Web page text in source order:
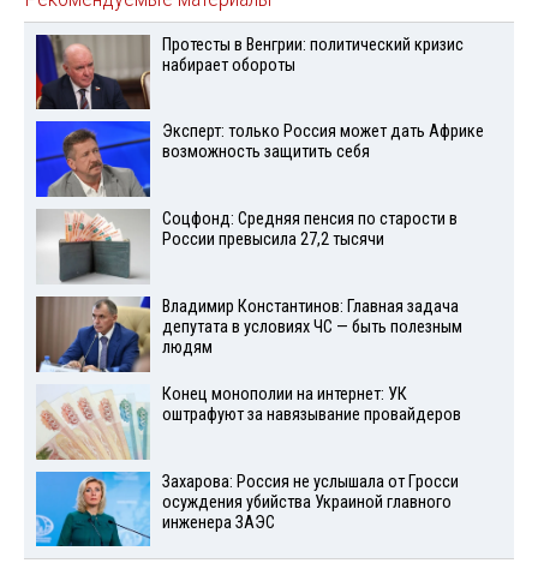
Протесты в Венгрии: политический кризис
набирает обороты
Эксперт: только Россия может дать Африке
возможность защитить себя
Соцфонд: Средняя пенсия по старости в
России превысила 27,2 тысячи
Владимир Константинов: Главная задача
депутата в условиях ЧС — быть полезным
людям
Конец монополии на интернет: УК
оштрафуют за навязывание провайдеров
Захарова: Россия не услышала от Гросси
осуждения убийства Украиной главного
инженера ЗАЭС